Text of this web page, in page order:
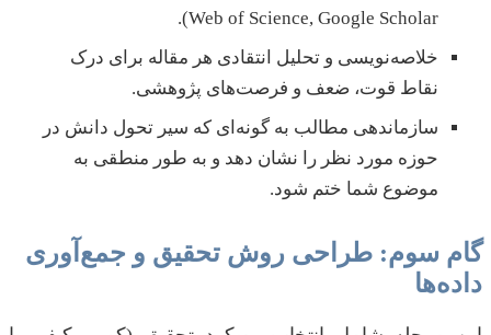
Web of Science, Google Scholar).
خلاصه‌نویسی و تحلیل انتقادی هر مقاله برای درک
نقاط قوت، ضعف و فرصت‌های پژوهشی.
سازماندهی مطالب به گونه‌ای که سیر تحول دانش در
حوزه مورد نظر را نشان دهد و به طور منطقی به
موضوع شما ختم شود.
گام سوم: طراحی روش تحقیق و جمع‌آوری
داده‌ها